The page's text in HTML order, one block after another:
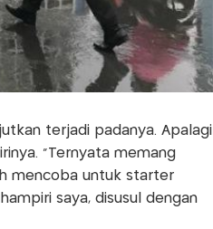
terjadi padanya. Apalagi
"Ternyata memang
mencoba untuk starter
saya, disusul dengan